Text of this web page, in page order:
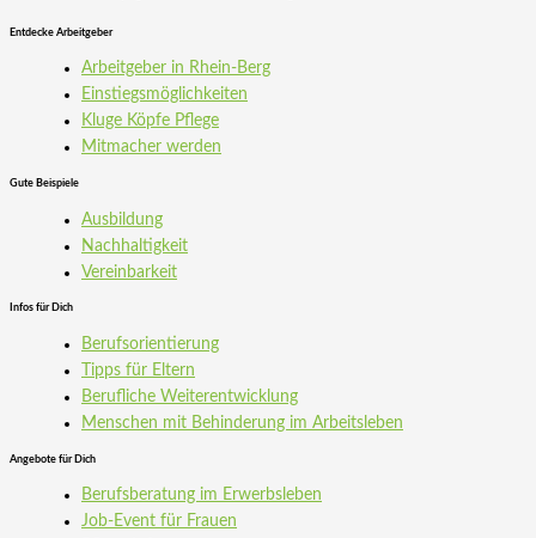
Entdecke Arbeitgeber
Arbeitgeber in Rhein-Berg
Einstiegs­möglichkeiten
Kluge Köpfe Pflege
Mitmacher werden
Gute Beispiele
Ausbildung
Nachhaltigkeit
Vereinbarkeit
Infos für Dich
Berufsorientierung
Tipps für Eltern
Berufliche Weiterentwicklung
Menschen mit Behinderung im Arbeitsleben
Angebote für Dich
Berufsberatung im Erwerbsleben
Job-Event für Frauen